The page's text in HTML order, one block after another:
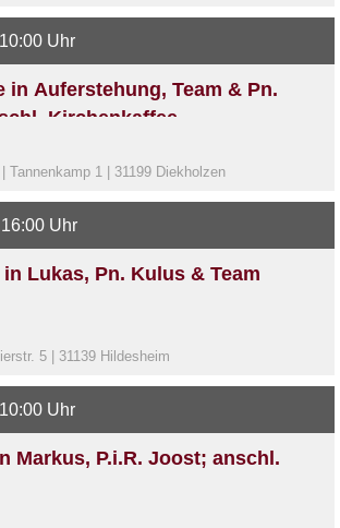
Uhr
in Auferstehung, Team & Pn.
Kirchenkaffee
Tannenkamp 1 | 31199 Diekholzen
Uhr
Lukas, Pn. Kulus & Team
5 | 31139 Hildesheim
Uhr
Markus, P.i.R. Joost; anschl.